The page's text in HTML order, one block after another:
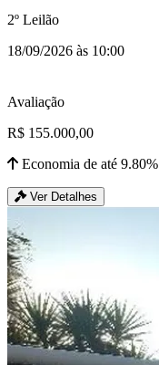
2º Leilão
18/09/2026 às 10:00
Avaliação
R$ 155.000,00
Economia de até 9.80%
Ver Detalhes